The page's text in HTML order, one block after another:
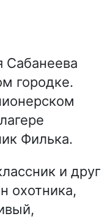
Сабанеева
городке.
Филька.
и друг
охотника,